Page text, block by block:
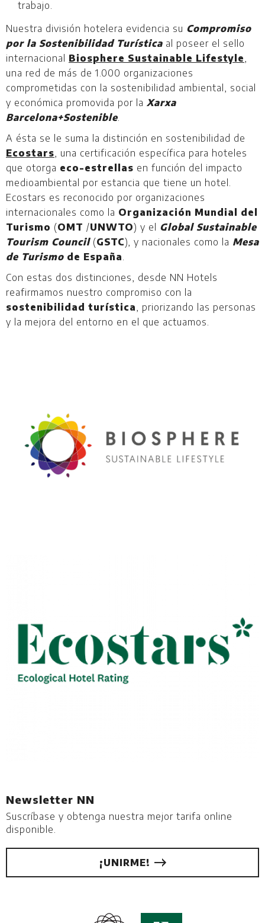
trabajo.
Nuestra división hotelera evidencia su Compromiso
por la Sostenibilidad Turística al poseer el sello
internacional Biosphere Sustainable Lifestyle,
una red de más de 1.000 organizaciones
comprometidas con la sostenibilidad ambiental, social
y económica promovida por la Xarxa
Barcelona+Sostenible.
A ésta se le suma la distinción en sostenibilidad de
Ecostars, una certificación específica para hoteles
que otorga eco-estrellas en función del impacto
medioambiental por estancia que tiene un hotel.
Ecostars es reconocido por organizaciones
internacionales como la Organización Mundial del
Turismo (OMT /UNWTO) y el Global Sustainable
Tourism Council (GSTC), y nacionales como la Mesa
de Turismo de España.
Con estas dos distinciones, desde NN Hotels
reafirmamos nuestro compromiso con la
sostenibilidad turística, priorizando las personas
y la mejora del entorno en el que actuamos.
Newsletter NN
Suscríbase y obtenga nuestra mejor tarifa online
disponible.
¡UNIRME!